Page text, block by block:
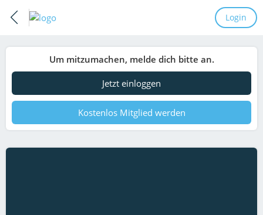
Login
Um mitzumachen, melde dich bitte an.
Jetzt einloggen
Kostenlos Mitglied werden